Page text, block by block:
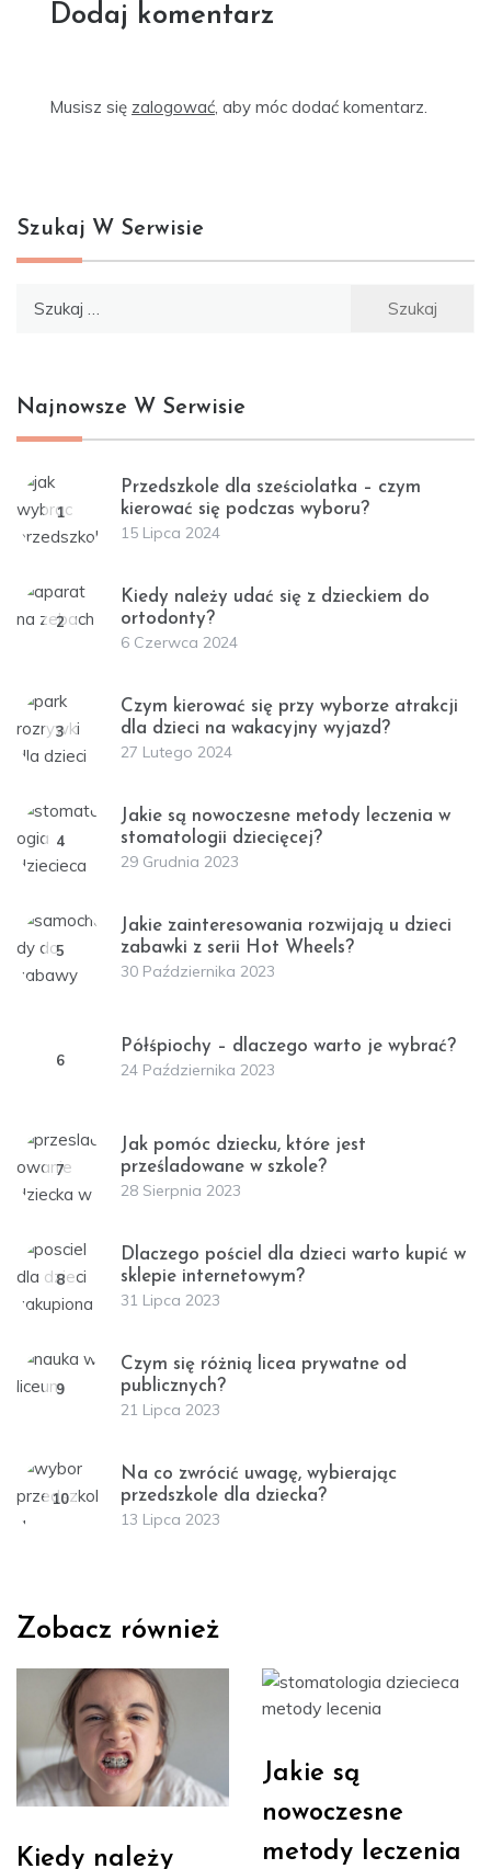
Dodaj komentarz
Musisz się zalogować, aby móc dodać komentarz.
Szukaj W Serwisie
Najnowsze W Serwisie
1
Przedszkole dla sześciolatka – czym
kierować się podczas wyboru?
15 Lipca 2024
2
Kiedy należy udać się z dzieckiem do
ortodonty?
6 Czerwca 2024
3
Czym kierować się przy wyborze atrakcji
dla dzieci na wakacyjny wyjazd?
27 Lutego 2024
4
Jakie są nowoczesne metody leczenia w
stomatologii dziecięcej?
29 Grudnia 2023
5
Jakie zainteresowania rozwijają u dzieci
zabawki z serii Hot Wheels?
30 Października 2023
6
Półśpiochy – dlaczego warto je wybrać?
24 Października 2023
7
Jak pomóc dziecku, które jest
prześladowane w szkole?
28 Sierpnia 2023
8
Dlaczego pościel dla dzieci warto kupić w
sklepie internetowym?
31 Lipca 2023
9
Czym się różnią licea prywatne od
publicznych?
21 Lipca 2023
10
Na co zwrócić uwagę, wybierając
przedszkole dla dziecka?
13 Lipca 2023
Zobacz również
Kiedy należy
Jakie są
nowoczesne
metody leczenia